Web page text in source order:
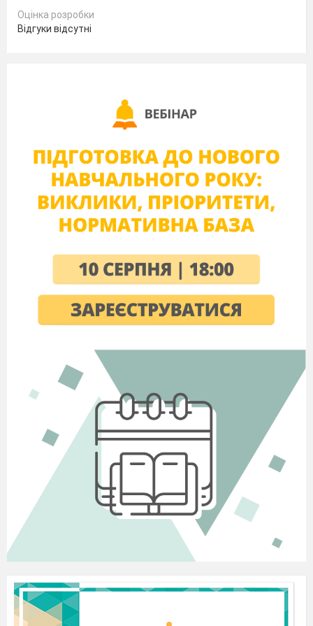
Українська народна пісня – явище таке ж
незвичайне, як і українська історія та
український народ.
острови, вони не існують фізично, їх не
можна знайти на карті.
духовності свого народу. Шукати для того,
щоб стати гідними синами та доньками його.
Вед1:
Гімн – це урочиста пісня. Вона є у
кожного народу. Звучить він під час
урочистих подій. Коли звучить гімн, треба,
Наш гімн був написаний Павлом
Платоновичем Чубинським.
Вед1:
На музику його поклав композитор
Вед2:
Коли була проголошена
незалежність України, пісня «Ще не вмерла
Україна» стала музичною емблемою держави.
(Виконується гімн)
Звучить гімн України -
виконує учениця6 класу Аліна Галяк та
всі учнівські колективи
Вчитель: Діти, всі ви
одержали
випереджувальне завдання КТС№1 «Любіть
Україну». Всі ви готувалися, і сьогодні ми з
вами послухаємо ваші пісні і побачимо нашу
«Рідну землю, де живем, Україною
зовем!»
«Люби свою землю! Екологічними
Оцінка розробки
Відгуки відсутні